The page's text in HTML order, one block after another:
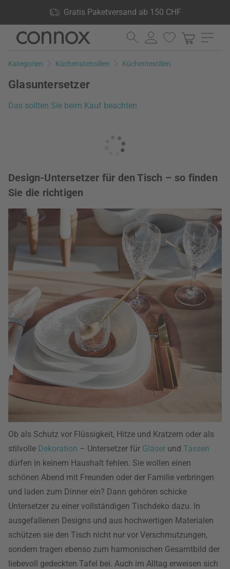
Gratis Paketversand ab 150 CHF
Produkte lagernd, 60 Tage Rückgaberecht
Direkt
Seiteninhalt
Direkt
Suchfeld
Kategorien Küchenutensilien Küchentextilien
Glasuntersetzer
Das sollten Sie beim Kauf beachten
Design-Untersetzer für den Tisch – so finden
Sie die richtigen
Ob als Schutz vor Flüssigkeit, Hitze und Kratzern oder als
stilvolle Dekoration – Untersetzer für Gläser und Tassen
dürfen in keinem Haushalt fehlen. Sie wollen einen
schönen Abend mit Freunden oder der Familie verbringen
und laden zum Dinner ein? Dann gehören schicke
Untersetzer zu einer vollständigen Tischdeko dazu. In
ausgefallenen Designs und aus hochwertigen Materialen
schützen sie den Tisch nicht nur vor Verschmutzungen,
sondern tragen ebenso zum harmonischen Gesamtbild der
liebevoll gedeckten Tafel bei. Auch im Alltag erweisen sich